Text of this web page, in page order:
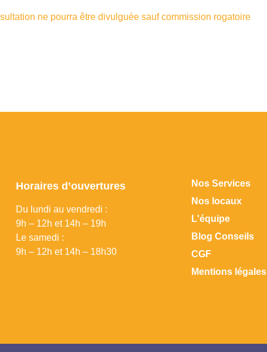
ne pourra être divulguée sauf commission rogatoire
Horaires d’ouvertures
Du lundi au vendredi :
9h – 12h et 14h – 19h
Le samedi :
9h – 12h et 14h – 18h30
Nos Services
Nos locaux
L'équipe
Blog Conseils
CGF
Mentions légales